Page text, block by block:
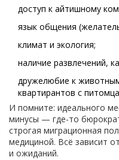
доступ к айтишному
язык общения
климат и экология;
наличие развлечений,
дружелюбие к
квартирантов с
И помните: идеального
минусы — где-то
строгая миграционная
медициной. Всё зависит
и ожиданий.